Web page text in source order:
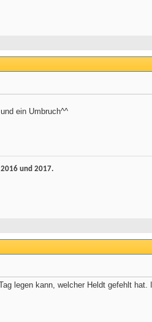
ein Umbruch^^
und 2017.
legen kann, welcher Heldt gefehlt